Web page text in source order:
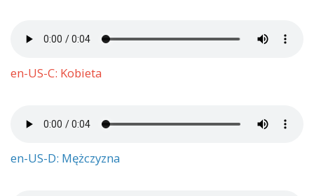
en-US-C: Kobieta
en-US-D: Mężczyzna